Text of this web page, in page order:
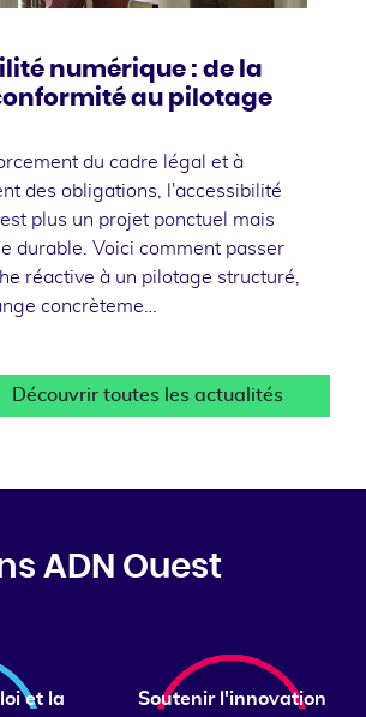
numérique : de la
au pilotage
du cadre légal et à
des obligations, l'accessibilité
plus un projet ponctuel mais
durable. Voici comment passer
réactive à un pilotage structuré,
concrèteme…
Découvrir toutes les actualités
ADN Ouest
et la
Soutenir l'innovation